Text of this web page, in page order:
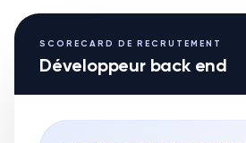
SCORECARD DE RECRUTEMENT
Développeur back end